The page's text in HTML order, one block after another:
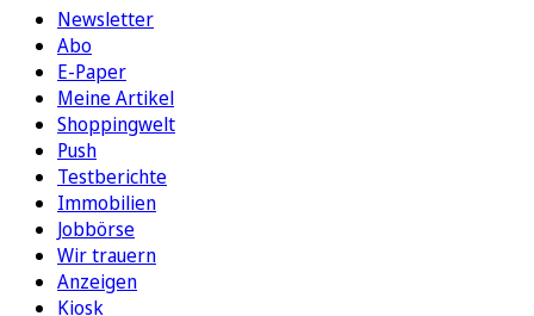
Newsletter
Abo
E-Paper
Meine Artikel
Shoppingwelt
Push
Testberichte
Immobilien
Jobbörse
Wir trauern
Anzeigen
Kiosk